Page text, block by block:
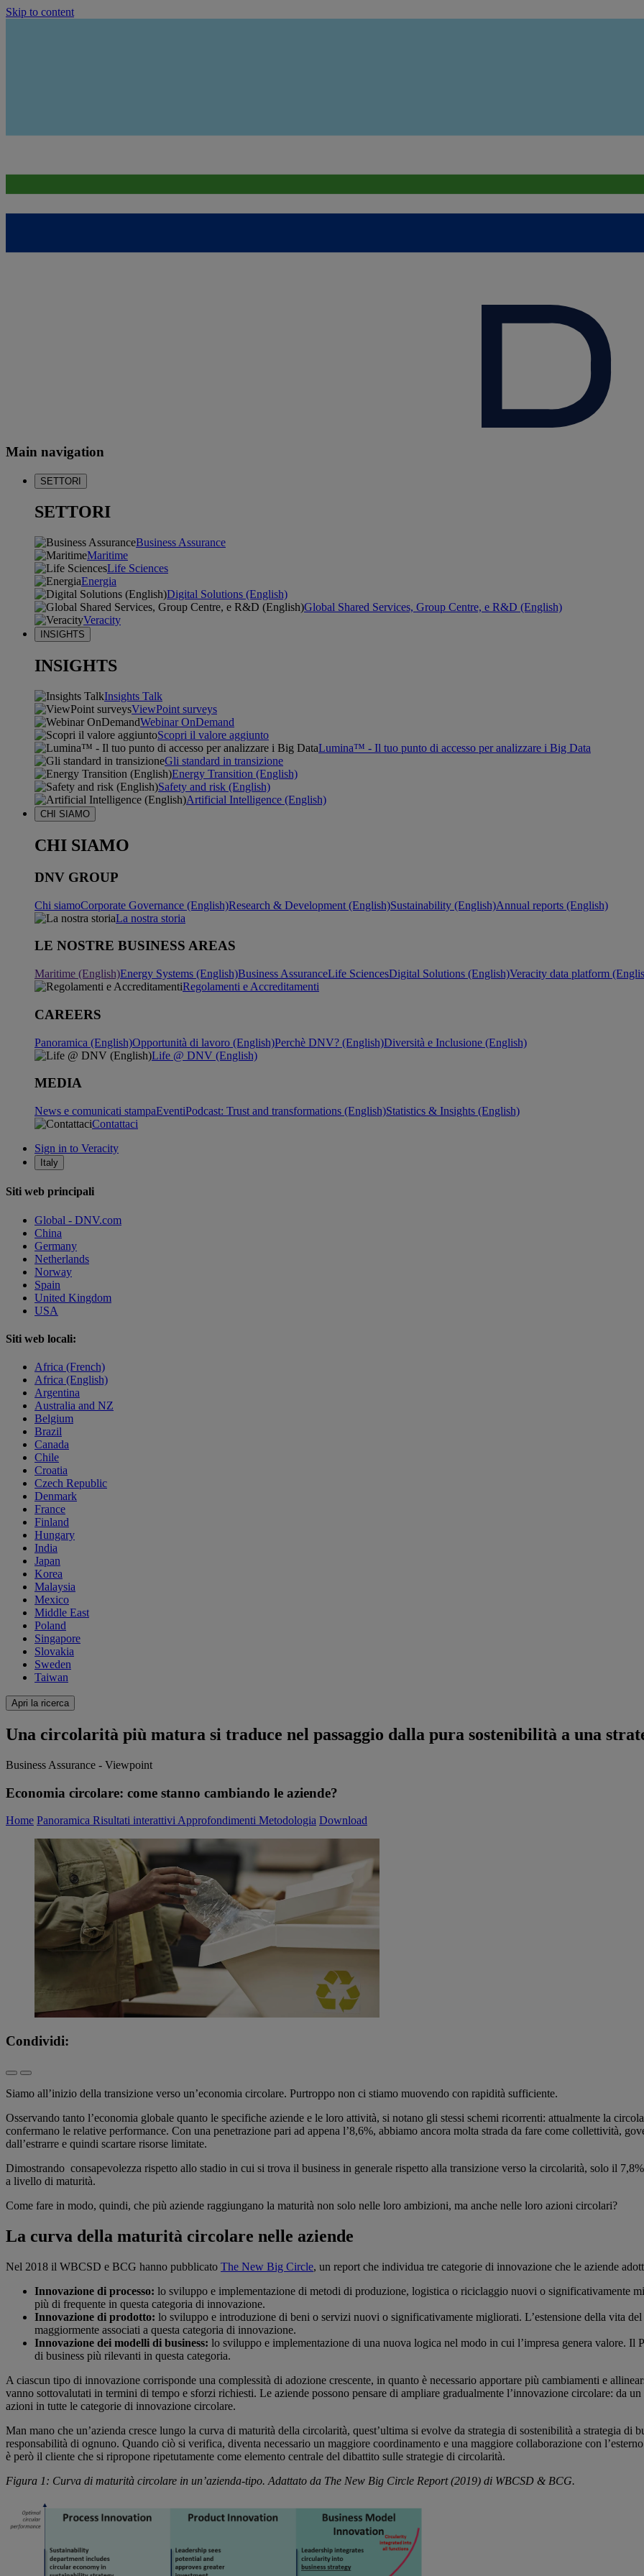
Skip to content
Main navigation
SETTORI
SETTORI
Business Assurance
Maritime
Life Sciences
Energia
Digital Solutions (English)
Global Shared Services, Group Centre, e R&D (English)
Veracity
INSIGHTS
INSIGHTS
Insights Talk
ViewPoint surveys
Webinar OnDemand
Scopri il valore aggiunto
Lumina™ - Il tuo punto di accesso per analizzare i Big Data
Gli standard in transizione
Energy Transition (English)
Safety and risk (English)
Artificial Intelligence (English)
CHI SIAMO
CHI SIAMO
DNV GROUP
Chi siamoCorporate Governance (English)Research & Development (English)Sustainability (English)Annual reports (English)
La nostra storia
LE NOSTRE BUSINESS AREAS
Maritime (English)Energy Systems (English)Business AssuranceLife SciencesDigital Solutions (English)Veracity data platform
Regolamenti e Accreditamenti
CAREERS
Panoramica (English)Opportunità di lavoro (English)Perchè DNV? (English)Diversità e Inclusione (English)
Life @ DNV (English)
MEDIA
News e comunicati stampaEventiPodcast: Trust and transformations (English)Statistics & Insights (English)
Contattaci
Sign in to Veracity
Italy
Siti web principali
Global - DNV.com
China
Germany
Netherlands
Norway
Spain
United Kingdom
USA
Siti web locali:
Africa (French)
Africa (English)
Argentina
Australia and NZ
Belgium
Brazil
Canada
Chile
Croatia
Czech Republic
Denmark
France
Finland
Hungary
India
Japan
Korea
Malaysia
Mexico
Middle East
Poland
Singapore
Slovakia
Sweden
Taiwan
Apri la ricerca
Una circolarità più matura si traduce nel passaggio dalla pura sostenibilità a una
Business Assurance - Viewpoint
Economia circolare: come stanno cambiando le aziende?
Home Panoramica Risultati interattivi Approfondimenti Metodologia Download
Condividi:
Siamo all’inizio della transizione verso un’economia circolare. Purtroppo non ci stiamo muovendo con rapidità sufficiente.
Osservando tanto l’economia globale quanto le specifiche aziende e le loro attività, si notano gli stessi schemi ricorrenti: attualmente la
confermano le relative performance. Con una penetrazione pari ad appena l’8,6%, abbiamo ancora molta strada da fare come collettività,
dall’estrarre e quindi scartare risorse limitate.
Dimostrando consapevolezza rispetto allo stadio in cui si trova il business in generale rispetto alla transizione verso la circolarità, solo il
a livello di maturità.
Come fare in modo, quindi, che più aziende raggiungano la maturità non solo nelle loro ambizioni, ma anche nelle loro azioni circolari?
La curva della maturità circolare nelle aziende
Nel 2018 il WBCSD e BCG hanno pubblicato The New Big Circle, un report che individua tre categorie di innovazione che le aziende
Innovazione di processo: lo sviluppo e implementazione di metodi di produzione, logistica o riciclaggio nuovi o significativamente
più di frequente in questa categoria di innovazione.
Innovazione di prodotto: lo sviluppo e introduzione di beni o servizi nuovi o significativamente migliorati. L’estensione della vita
maggiormente associati a questa categoria di innovazione.
Innovazione dei modelli di business: lo sviluppo e implementazione di una nuova logica nel modo in cui l’impresa genera valore. Il
di business più rilevanti in questa categoria.
A ciascun tipo di innovazione corrisponde una complessità di adozione crescente, in quanto è necessario apportare più cambiamenti e
vanno sottovalutati in termini di tempo e sforzi richiesti. Le aziende possono pensare di ampliare gradualmente l’innovazione circolare: da
azioni in tutte le categorie di innovazione circolare.
Man mano che un’azienda cresce lungo la curva di maturità della circolarità, quest’ultima si evolve da strategia di sostenibilità a strategia di
responsabilità di ognuno. Quando ciò si verifica, diventa necessario un maggiore coordinamento e una maggiore collaborazione con
è però il cliente che si ripropone ripetutamente come elemento centrale del dibattito sulle strategie di circolarità.
Figura 1: Curva di maturità circolare in un’azienda-tipo. Adattato da The New Big Circle Report (2019) di WBCSD & BCG.